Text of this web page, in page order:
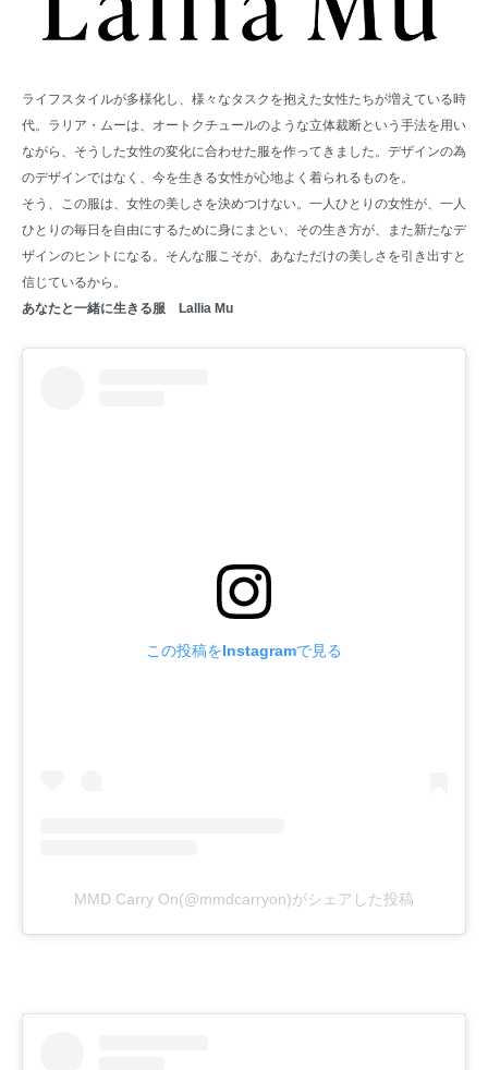
ライフスタイルが多様化し、様々なタスクを抱えた女性たちが増えている時
代。ラリア・ムーは、オートクチュールのような立体裁断という手法を用い
ながら、そうした女性の変化に合わせた服を作ってきました。デザインの為
のデザインではなく、今を生きる女性が心地よく着られるものを。
そう、この服は、女性の美しさを決めつけない。一人ひとりの女性が、一人
ひとりの毎日を自由にするために身にまとい、その生き方が、また新たなデ
ザインのヒントになる。そんな服こそが、あなただけの美しさを引き出すと
信じているから。
あなたと一緒に生きる服 Lallia Mu
この投稿をInstagramで見る
MMD Carry On(@mmdcarryon)がシェアした投稿